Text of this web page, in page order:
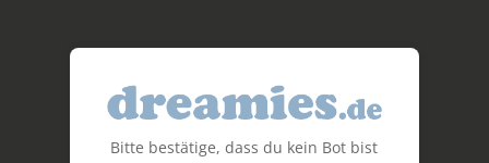
Bitte bestätige, dass du kein Bot bist